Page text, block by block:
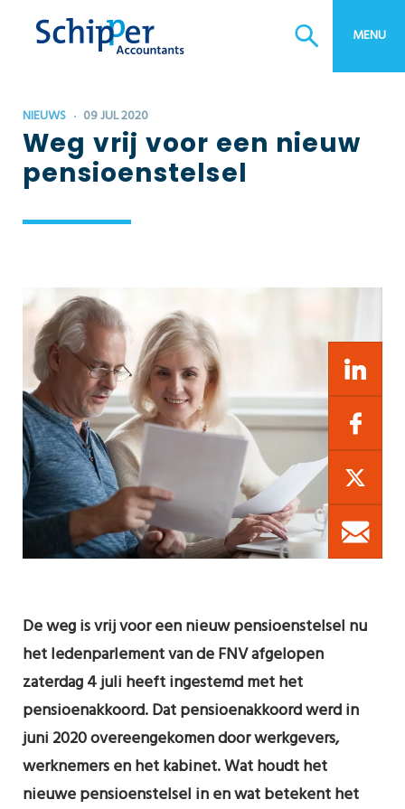
MENU
NIEUWS 09 JUL 2020
Weg vrij voor een nieuw
pensioenstelsel
De weg is vrij voor een nieuw pensioenstelsel nu
het ledenparlement van de FNV afgelopen
zaterdag 4 juli heeft ingestemd met het
pensioenakkoord. Dat pensioenakkoord werd in
juni 2020 overeengekomen door werkgevers,
werknemers en het kabinet. Wat houdt het
nieuwe pensioenstelsel in en wat betekent het